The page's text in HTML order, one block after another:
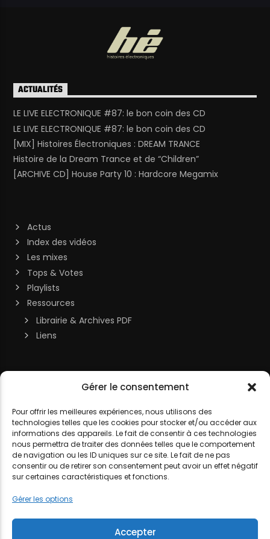
Gérer le consentement
Pour offrir les meilleures expériences, nous utilisons des
technologies telles que les cookies pour stocker et/ou accéder aux
informations des appareils. Le fait de consentir à ces technologies
nous permettra de traiter des données telles que le comportement
de navigation ou les ID uniques sur ce site. Le fait de ne pas
consentir ou de retirer son consentement peut avoir un effet négatif
sur certaines caractéristiques et fonctions.
Gérer les options
Accepter
ACTUALITÉS
LE LIVE ELECTRONIQUE #87: le bon coin des CD
LE LIVE ELECTRONIQUE #87: le bon coin des CD
[MIX] Histoires Électroniques : DREAM TRANCE
Histoire de la Dream Trance et de “Children”
[ARCHIVE CD] House Party 10 : Hardcore Megamix
Actus
Index des vidéos
Les mixes
Tops & Votes
Playlists
Ressources
Librairie & Archives PDF
Liens
MON COMPTE
Contact
DJ LITTLE NEMO
CONFIDENTIALITÉ